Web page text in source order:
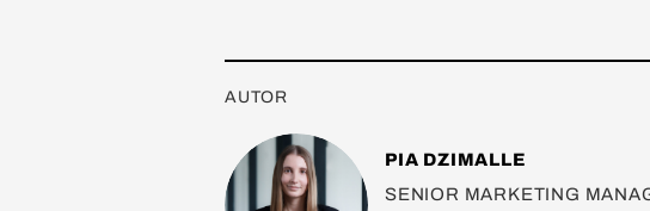
AUTOR
PIA DZIMALLE
SENIOR MARKETING